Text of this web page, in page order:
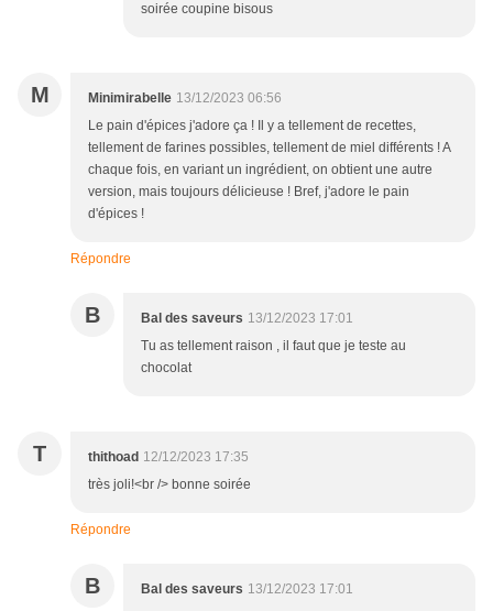
soirée coupine bisous
M Minimirabelle 13/12/2023 06:56
Le pain d'épices j'adore ça ! Il y a tellement de recettes,
tellement de farines possibles, tellement de miel différents ! A
chaque fois, en variant un ingrédient, on obtient une autre
version, mais toujours délicieuse ! Bref, j'adore le pain
d'épices !
Répondre
B Bal des saveurs 13/12/2023 17:01
Tu as tellement raison , il faut que je teste au
chocolat
T thithoad 12/12/2023 17:35
très joli!<br /> bonne soirée
Répondre
B Bal des saveurs 13/12/2023 17:01